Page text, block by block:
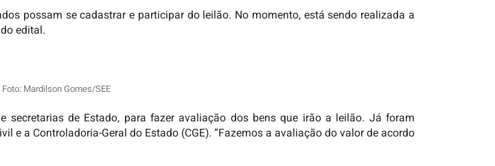
possam se cadastrar e participar do leilão. No momento, está sendo realizada a
edital.
Mardilson Gomes/SEE
secretarias de Estado, para fazer avaliação dos bens que irão a leilão. Já foram
e a Controladoria-Geral do Estado (CGE). “Fazemos a avaliação do valor de acordo